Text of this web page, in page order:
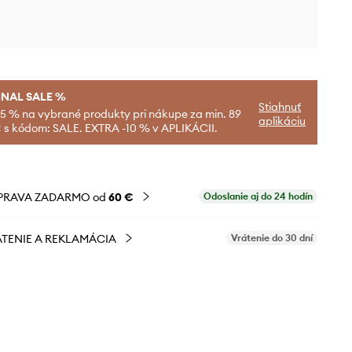
SALE %
% na vybrané produkty pri nákupe za min. 89
kódom: SALE. EXTRA -10 % v APLIKÁCII.
Stiahnuť
aplikáciu
ZADARMO od 60 € Odoslanie aj do 24 hodín
A REKLAMÁCIA Vrátenie do 30 dní